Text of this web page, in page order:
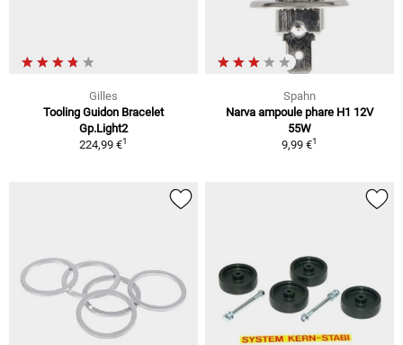
Gilles
Tooling Guidon Bracelet
Gp.Light2
224,99 €1
Spahn
Narva ampoule phare H1 12V
55W
9,99 €1